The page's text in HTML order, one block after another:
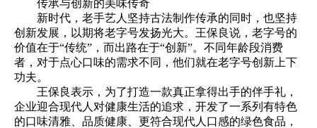
传承与创新的美味传奇
新时代，老手艺人坚持古法制作传承的同时，也坚持
创新发展，以期将老字号发扬光大。王保良说，老字号的
价值在于“传统”，而出路在于“创新”。不同年龄段消费
者，对于点心口味的需求不同，他们就在老字号创新上下
功夫。
王保良表示，为了打造一款真正拿得出手的伴手礼，
企业迎合现代人对健康生活的追求，开发了一系列有特色
的口味清雅、品质健康、更符合现代人口感的绿色食品，